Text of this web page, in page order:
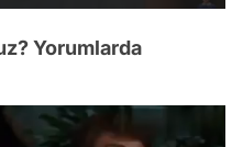
Yorumlarda